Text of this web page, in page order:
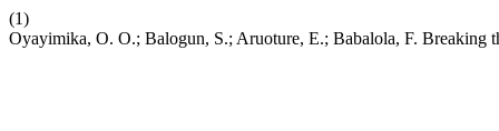
(1)
Oyayimika, O. O.; Balogun, S.; Aruoture, E.; Babalola, F. Breaking